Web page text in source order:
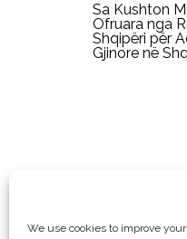
We use cookies to improve
Sa Kushton
Ofruara nga
Shqipëri për
Gjinore në